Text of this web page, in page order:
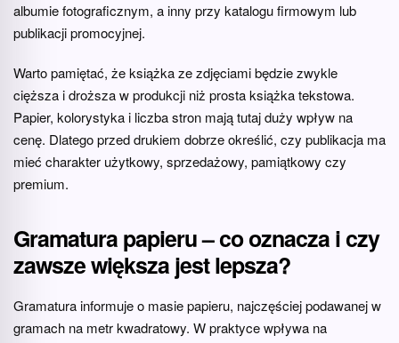
albumie fotograficznym, a inny przy katalogu firmowym lub
publikacji promocyjnej.
Warto pamiętać, że książka ze zdjęciami będzie zwykle
cięższa i droższa w produkcji niż prosta książka tekstowa.
Papier, kolorystyka i liczba stron mają tutaj duży wpływ na
cenę. Dlatego przed drukiem dobrze określić, czy publikacja ma
mieć charakter użytkowy, sprzedażowy, pamiątkowy czy
premium.
Gramatura papieru – co oznacza i czy
zawsze większa jest lepsza?
Gramatura informuje o masie papieru, najczęściej podawanej w
gramach na metr kwadratowy. W praktyce wpływa na